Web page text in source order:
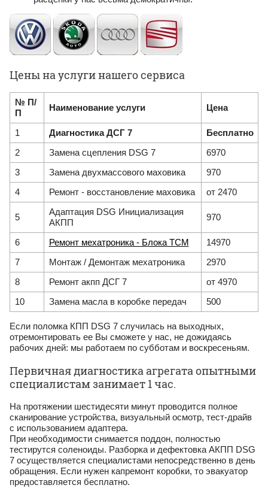
Цены на услуги нашего сервиса
№ П/
П
Наименование услуги Цена
1 Диагностика ДСГ 7
Бесплатно
2
Замена сцепления DSG 7
6970
3
Замена двухмассового маховика
970
4
Ремонт - восстановление маховика от 2470
5
Адаптация DSG Инициализация
АКПП
970
6 Ремонт мехатроника - Блока ТСМ
14970
7
Монтаж / Демонтаж мехатроника
2970
8
Ремонт акпп ДСГ 7
от 4970
10
Замена масла в коробке передач 500
Если поломка КПП DSG 7 случилась на выходных,
отремонтировать ее Вы сможете у нас, не дожидаясь
рабочих дней: мы работаем по субботам и воскресеньям.
Первичная диагностика агрегата опытными
специалистам занимает 1 час.
На протяжении шестидесяти минут проводится полное
сканирование устройства, визуальный осмотр, тест-драйв
с использованием адаптера.
При необходимости снимается поддон, полностью
тестирутся соленоиды. Разборка и дефектовка АКПП DSG
7 осуществляется специалистами непосредственно в день
обращения. Если нужен капремонт коробки, то эвакуатор
предоставляется бесплатно.